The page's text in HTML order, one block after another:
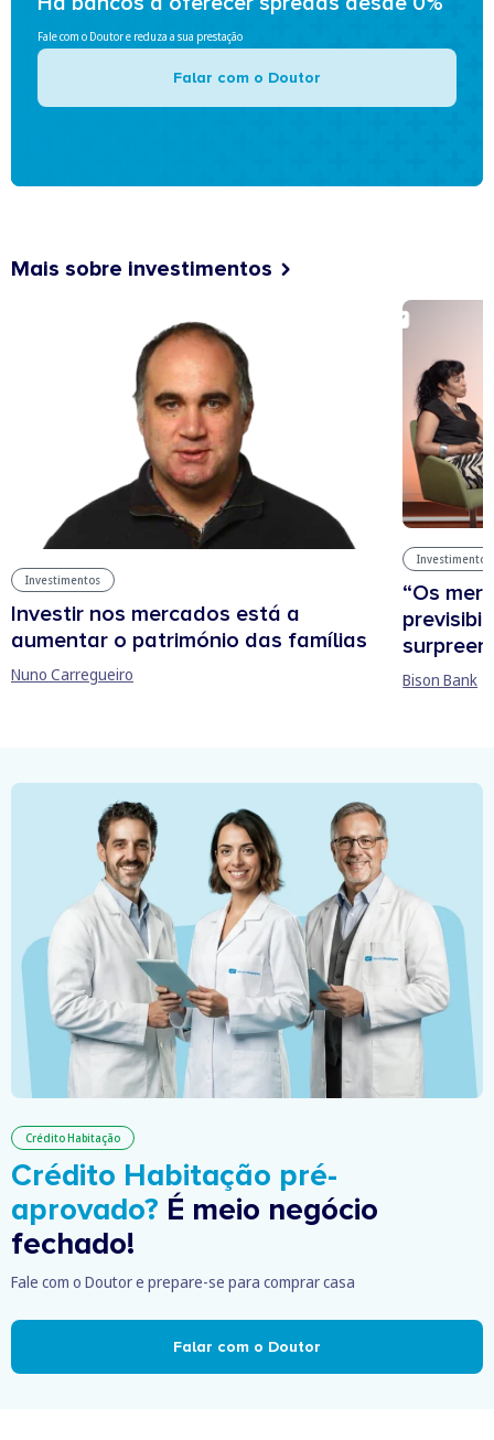
Fale com o Doutor e reduza a sua prestação
Falar com o Doutor
Mais sobre investimentos
Investimentos
Investir nos mercados está a
aumentar o património das famílias
Nuno Carregueiro
Investimentos
“Os
Bison Bank
Crédito Habitação
Crédito Habitação pré-
aprovado? É meio negócio
fechado!
Fale com o Doutor e prepare-se para comprar casa
Falar com o Doutor